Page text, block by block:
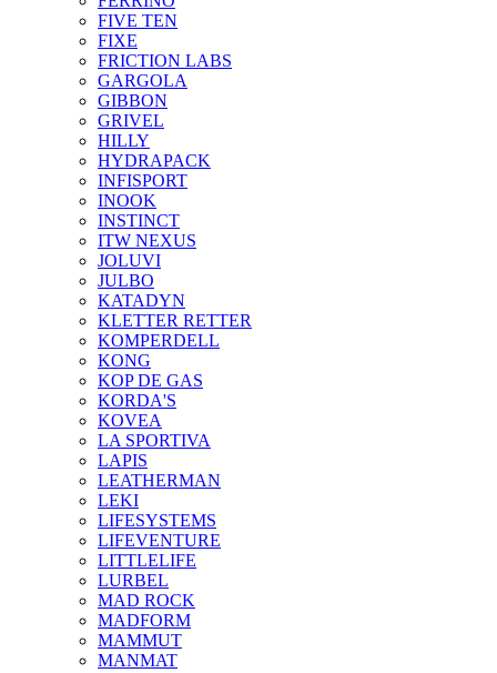
FIVE TEN
FIXE
FRICTION LABS
GARGOLA
GIBBON
GRIVEL
HILLY
HYDRAPACK
INFISPORT
INOOK
INSTINCT
ITW NEXUS
JOLUVI
JULBO
KATADYN
KLETTER RETTER
KOMPERDELL
KONG
KOP DE GAS
KORDA'S
KOVEA
LA SPORTIVA
LAPIS
LEATHERMAN
LEKI
LIFESYSTEMS
LIFEVENTURE
LITTLELIFE
LURBEL
MAD ROCK
MADFORM
MAMMUT
MANMAT